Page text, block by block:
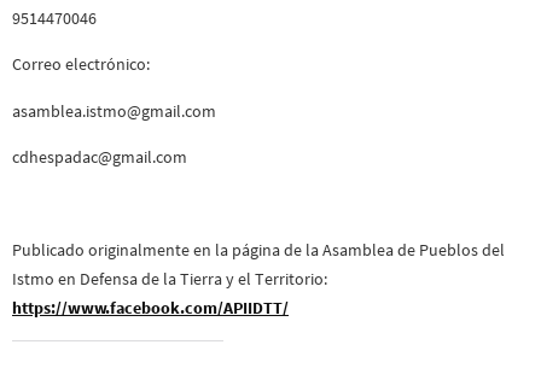
9514470046
Correo electrónico:
asamblea.istmo@gmail.com
cdhespadac@gmail.com
Publicado originalmente en la página de la Asamblea de Pueblos del
Istmo en Defensa de la Tierra y el Territorio:
https://www.facebook.com/APIIDTT/